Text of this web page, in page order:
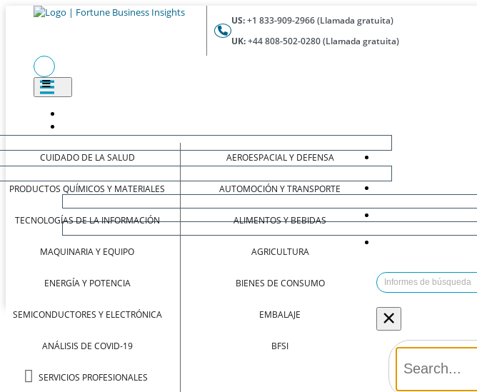
US:+1 833-909-2966 (Llamada gratuita)
UK:+44 808-502-0280 (Llamada gratuita)
CUIDADO DE LA SALUD
PRODUCTOS QUÍMICOS Y MATERIALES
TECNOLOGÍAS DE LA INFORMACIÓN
MAQUINARIA Y EQUIPO
ENERGÍA Y POTENCIA
SEMICONDUCTORES Y ELECTRÓNICA
ANÁLISIS DE COVID-19
SERVICIOS PROFESIONALES
AEROESPACIAL Y DEFENSA
AUTOMOCIÓN Y TRANSPORTE
ALIMENTOS Y BEBIDAS
AGRICULTURA
BIENES DE CONSUMO
EMBALAJE
BFSI
×